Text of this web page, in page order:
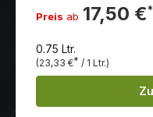
zugleich, lang
violetten Reflexen.
Preis ab 17,50 €*
0.75 Ltr.
(23,33 €* / 1 Ltr.)